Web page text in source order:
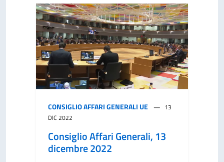
CONSIGLIO AFFARI GENERALI UE
13
DIC 2022
Consiglio Affari Generali, 13
dicembre 2022